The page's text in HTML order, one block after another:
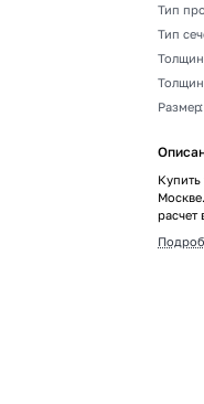
Тип
Тип
Размер:
расчет